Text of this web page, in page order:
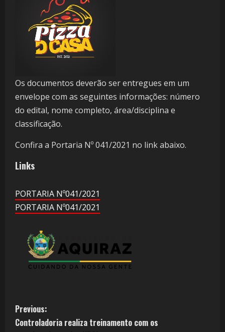
Os documentos deverão ser entregues em um
envelope com as seguintes informações: número
do edital, nome completo, área/disciplina e
classificação.
Confira a Portaria Nº 041/2021 no link abaixo.
Links
PORTARIA Nº041/2021
PORTARIA Nº041/2021
Previous:
Controladoria realiza treinamento com os